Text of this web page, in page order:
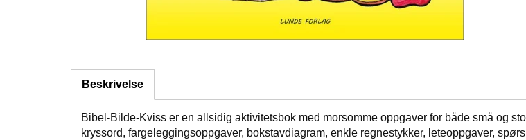
Beskrivelse
Bibel-Bilde-Kviss er en allsidig aktivitetsbok med morsomme oppgaver for både små og
kryssord, fargeleggingsoppgaver, bokstavdiagram, enkle regnestykker, leteoppgaver,